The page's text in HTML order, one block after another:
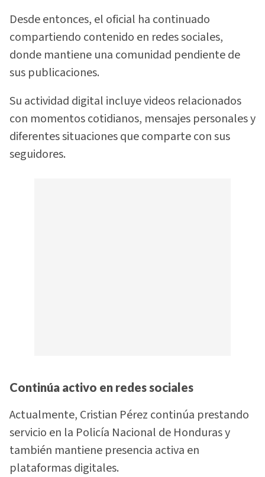
Desde entonces, el oficial ha continuado
compartiendo contenido en redes sociales,
donde mantiene una comunidad pendiente de
sus publicaciones.
Su actividad digital incluye videos relacionados
con momentos cotidianos, mensajes personales y
diferentes situaciones que comparte con sus
seguidores.
Continúa activo en redes sociales
Actualmente, Cristian Pérez continúa prestando
servicio en la Policía Nacional de Honduras y
también mantiene presencia activa en
plataformas digitales.